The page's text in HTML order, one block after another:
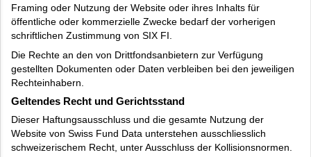
Framing oder Nutzung der Website oder ihres Inhalts für
öffentliche oder kommerzielle Zwecke bedarf der vorherigen
schriftlichen Zustimmung von SIX FI.
Die Rechte an den von Drittfondsanbietern zur Verfügung
gestellten Dokumenten oder Daten verbleiben bei den jeweiligen
Rechteinhabern.
Geltendes Recht und Gerichtsstand
Dieser Haftungsausschluss und die gesamte Nutzung der
Website von Swiss Fund Data unterstehen ausschliesslich
schweizerischem Recht, unter Ausschluss der Kollisionsnormen.